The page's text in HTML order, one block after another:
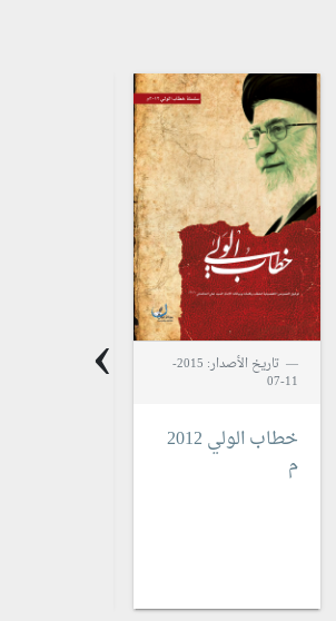
تاريخ الأصدار: 2015-
11-07
خطاب الولي 2012
م
›